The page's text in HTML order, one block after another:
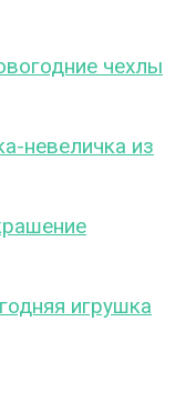
чехлы
невеличка из
игрушка